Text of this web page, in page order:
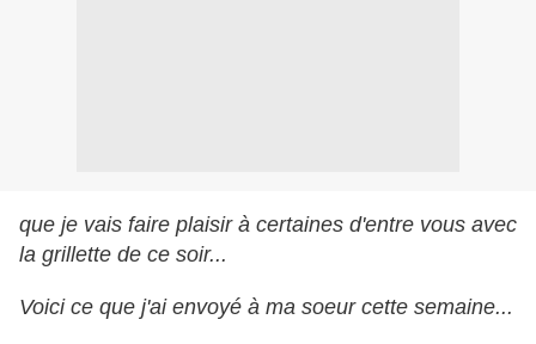
que je vais faire plaisir à certaines d'entre vous avec
la grillette de ce soir...
Voici ce que j'ai envoyé à ma soeur cette semaine...